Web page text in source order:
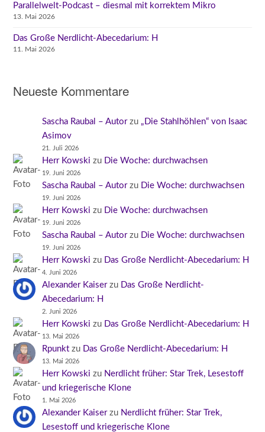
Parallelwelt-Podcast – diesmal mit korrektem Mikro
13. Mai 2026
Das Große Nerdlicht-Abecedarium: H
11. Mai 2026
Neueste Kommentare
Sascha Raubal – Autorzu „Die Stahlhöhlen“ von Isaac
Asimov
21. Juli 2026
Herr Kowski zu Die Woche: durchwachsen
19. Juni 2026
Sascha Raubal – Autorzu Die Woche: durchwachsen
19. Juni 2026
Herr Kowski zu Die Woche: durchwachsen
19. Juni 2026
Sascha Raubal – Autorzu Die Woche: durchwachsen
19. Juni 2026
Herr Kowski zu Das Große Nerdlicht-Abecedarium: H
4. Juni 2026
Alexander Kaiserzu Das Große Nerdlicht-
Abecedarium: H
2. Juni 2026
Herr Kowski zu Das Große Nerdlicht-Abecedarium: H
13. Mai 2026
Rpunkt zu Das Große Nerdlicht-Abecedarium: H
13. Mai 2026
Herr Kowski zu Nerdlicht früher: Star Trek, Lesestoff
und kriegerische Klone
1. Mai 2026
Alexander Kaiserzu Nerdlicht früher: Star Trek,
Lesestoff und kriegerische Klone